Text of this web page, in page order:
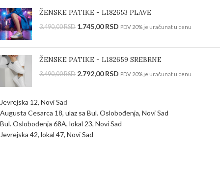
ŽENSKE PATIKE - L182653 PLAVE
3.490,00RSD 1.745,00RSD PDV 20% je uračunat u cenu
ŽENSKE PATIKE - L182659 SREBRNE
3.490,00RSD 2.792,00RSD PDV 20% je uračunat u cenu
Jevrejska 12, Novi Sad
Augusta Cesarca 18, ulaz sa Bul. Oslobođenja, Novi Sad
Bul. Oslobođenja 68A, lokal 23, Novi Sad
Jevrejska 42, lokal 47, Novi Sad